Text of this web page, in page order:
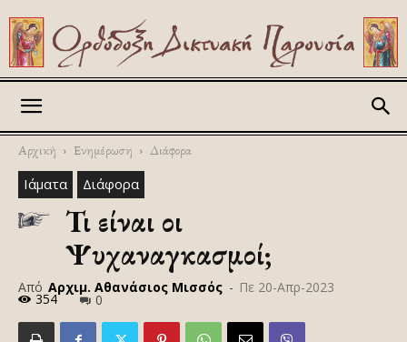
Αρχική Ενημέρωση Διάφορα
Ιάματα Διάφορα
Τι είναι οι
Ψυχαναγκασμοί;
Από Αρχιμ. Αθανάσιος Μισσός - Πε 20-Απρ-2023
354 0